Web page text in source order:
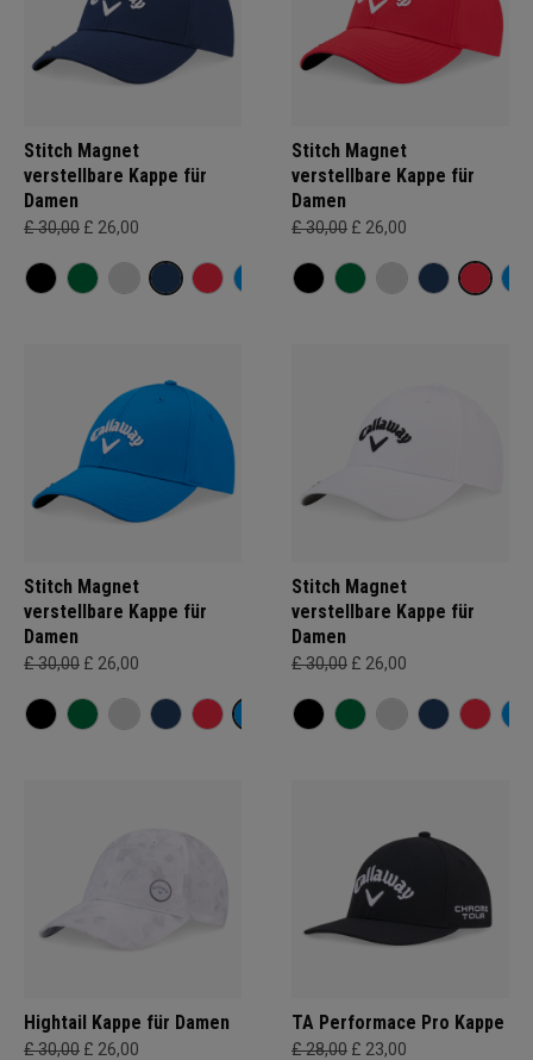
Stitch Magnet
verstellbare Kappe für
Damen
£ 30,00 £ 26,00
Stitch Magnet
verstellbare Kappe für
Damen
£ 30,00 £ 26,00
Stitch Magnet
verstellbare Kappe für
Damen
£ 30,00 £ 26,00
Stitch Magnet
verstellbare Kappe für
Damen
£ 30,00 £ 26,00
Hightail Kappe für Damen
£ 30,00 £ 26,00
TA Performace Pro Kappe
£ 28,00 £ 23,00